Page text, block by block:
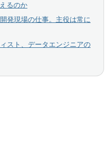
るのか
発現場の仕事。主役は常に
スト、データエンジニアの